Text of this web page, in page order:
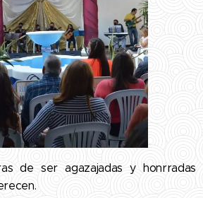
de ser agazajadas y honrradas